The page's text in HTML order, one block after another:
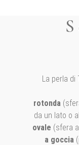
La perla di
rotonda
da un lato o
ovale (sfera
a goccia